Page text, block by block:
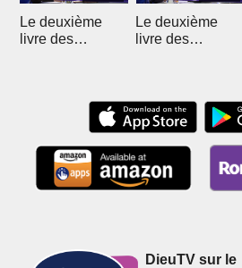
Le deuxième
livre des
Le deuxième
livre des
DieuTV sur le